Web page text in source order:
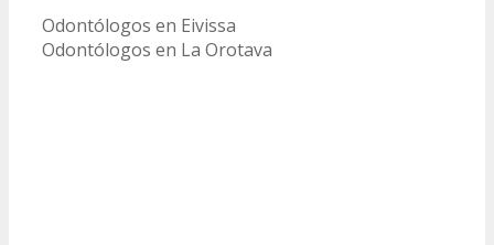
Odontólogos en Eivissa
Odontólogos en La Orotava